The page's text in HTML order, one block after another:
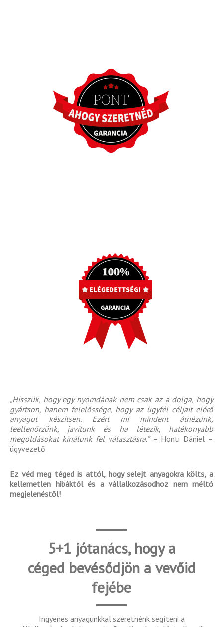
„Hisszük, hogy egy nyomdának nem csak az a dolga, hogy
gyártson, hanem felelőssége, hogy az ügyfél céljait elérő
anyagot készítsen. Ezért mi mindent átnézünk,
leellenőrzünk, javítunk és ha létezik, hatékonyabb
megoldásokat kínálunk fel választásra.” – Honti Dániel –
ügyvezető
Ez véd meg téged is attól, hogy selejt anyagokra költs, a
kellemetlen hibáktól és a vállalkozásodhoz nem méltó
megjelenéstől!
5+1 jótanács, hogy a
céged bevésődjön a vevőid
fejébe
Ingyenes anyagunkkal szeretnénk segíteni a